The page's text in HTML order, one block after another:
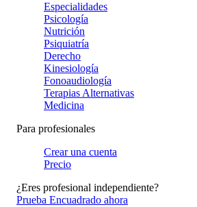
Especialidades
Psicología
Nutrición
Psiquiatría
Derecho
Kinesiología
Fonoaudiología
Terapias Alternativas
Medicina
Para profesionales
Crear una cuenta
Precio
¿Eres profesional independiente?
Prueba Encuadrado ahora